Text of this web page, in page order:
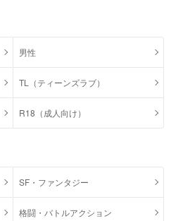
男性
TL（ティーンズラブ）
R18（成人向け）
SF・ファンタジー
格闘・バトルアクション